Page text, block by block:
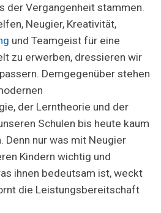
der Vergangenheit stammen.
Neugier, Kreativität,
und Teamgeist für eine
zu erwerben, dressieren wir
Demgegenüber stehen
der Lerntheorie und der
Schulen bis heute kaum
nur was mit Neugier
Kindern wichtig und
ihnen bedeutsam ist, weckt
die Leistungsbereitschaft